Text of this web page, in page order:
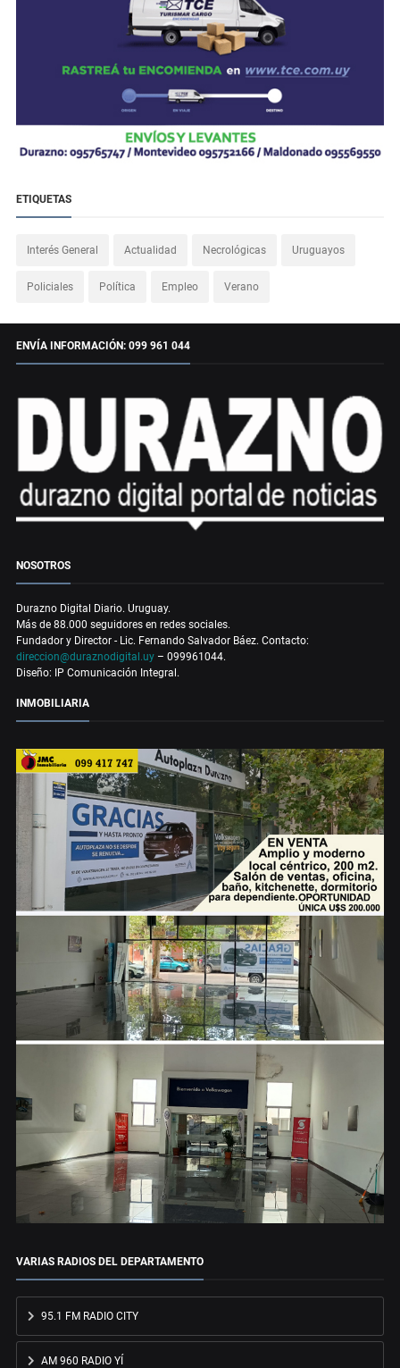
ETIQUETAS
Interés General Actualidad Necrológicas Uruguayos
Policiales Política Empleo Verano
ENVÍA INFORMACIÓN: 099 961 044
NOSOTROS
Durazno Digital Diario. Uruguay.
Más de 88.000 seguidores en redes sociales.
Fundador y Director - Lic. Fernando Salvador Báez. Contacto:
direccion@duraznodigital.uy – 099961044.
Diseño: IP Comunicación Integral.
INMOBILIARIA
VARIAS RADIOS DEL DEPARTAMENTO
95.1 FM RADIO CITY
AM 960 RADIO YÍ